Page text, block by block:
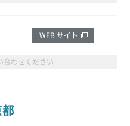
合わせください
WEB サイト
都